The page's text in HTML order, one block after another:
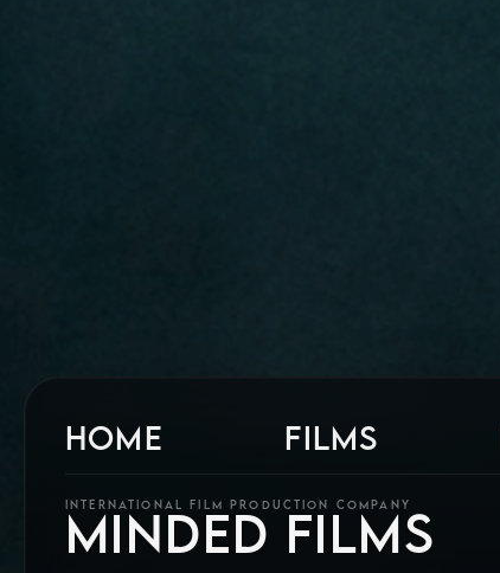
HOME FILMS
INTERNATIONAL FILM PRODUCTION COMPANY
MINDED FILMS